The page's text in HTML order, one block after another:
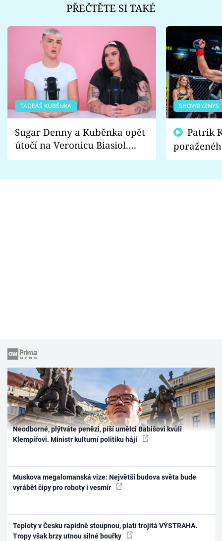
PŘEČTĚTE SI TAKÉ
TADEÁŠ KUBĚNKA
Sugar Denny a Kuběnka opět
útočí na Veronicu Biasiol.
Proč je podle nich falešná a
SHOWBYZNYS
fanoušci
Neodborné, plýtváte penězi, píší umělci Babišovi kvůli
Klempířovi. Ministr kulturní politiku hájí
Muskova megalomanská vize: Největší budova světa bude
vyrábět čipy pro roboty i vesmír
Teploty v Česku rapidně stoupnou, platí trojitá VÝSTRAHA.
Tropy však brzy utnou silné bouřky